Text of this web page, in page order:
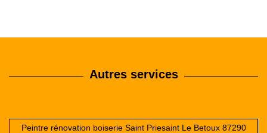
Autres services
Peintre rénovation boiserie Saint Priesaint Le Betoux 87290